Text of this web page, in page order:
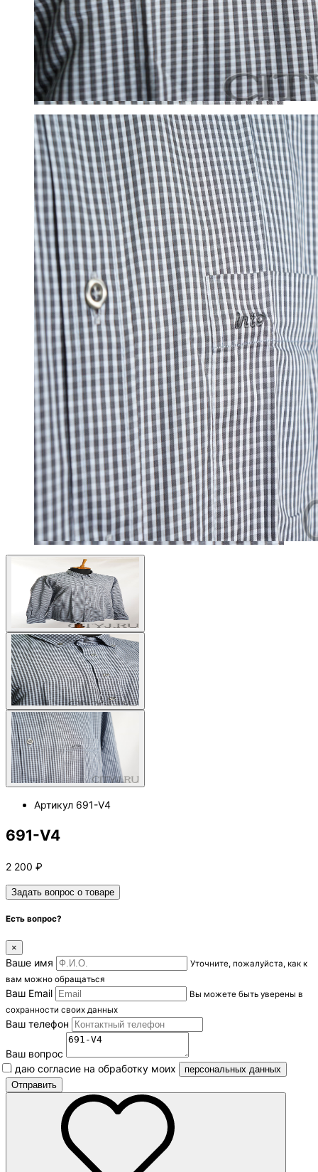
Артикул 691-V4
691-V4
2 200 ₽
Задать вопрос о товаре
Есть вопрос?
×
Ваше имя
Уточните, пожалуйста, как к
вам можно обращаться
Ваш Email
Вы можете быть уверены в
сохранности своих данных
Ваш телефон
Ваш вопрос
Я даю согласие на обработку моих
персональных данных